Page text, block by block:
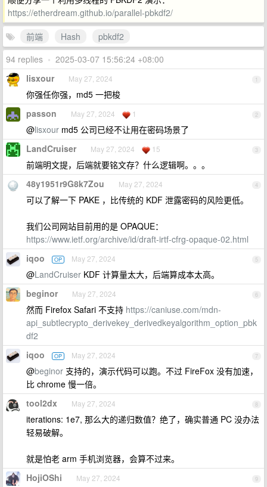
https://etherdream.github.io/parallel-pbkdf2/
前端
Hash
pbkdf2
94 replies • 2025-03-07 15:56:24 +08:00
1
lisxour May 27, 2024
你强任你强，md5 一把梭
2
passon May 27, 2024 1
@lisxour md5 公司已经不让用在密码场景了
3
LandCruiser May 27, 2024 15
前端明文提，后端就要铭文存？什么逻辑啊。。。
4
48y1951r9G8k7Zou May 27, 2024
可以了解一下 PAKE ，比传统的 KDF 泄露密码的风险更低。
我们公司网站目前用的是 OPAQUE：
https://www.ietf.org/archive/id/draft-irtf-cfrg-opaque-02.html
5
iqoo OP May 27, 2024
@LandCruiser KDF 计算量太大，后端算成本太高。
6
beginor May 27, 2024
然而 Firefox Safari 不支持 https://caniuse.com/mdn-
api_subtlecrypto_derivekey_derivedkeyalgorithm_option_pbk
df2
7
iqoo OP May 27, 2024
@beginor 支持的，演示代码可以跑。不过 FireFox 没有加速，
比 chrome 慢一倍。
8
tool2dx May 27, 2024
iterations: 1e7, 那么大的递归数值？绝了，确实普通 PC 没办法
轻易破解。
就是怕老 arm 手机浏览器，会算不过来。
9
HojiOShi May 27, 2024